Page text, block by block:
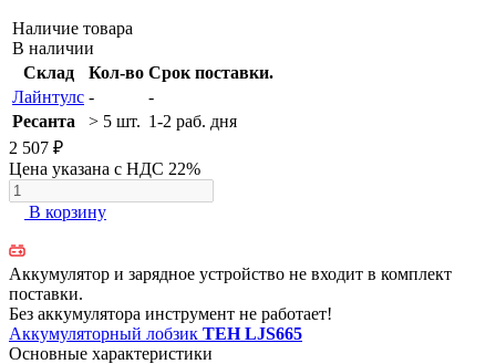
Наличие товара
В наличии
Склад
Кол-во Срок поставки.
Лайнтулс -
-
Ресанта
> 5 шт. 1-2 раб. дня
2 507 ₽
Цена указана с НДС 22%
В корзину
Аккумулятор и зарядное устройство не входит в комплект
поставки.
Без аккумулятора инструмент не работает!
Аккумуляторный лобзик TEH LJS665
Основные характеристики